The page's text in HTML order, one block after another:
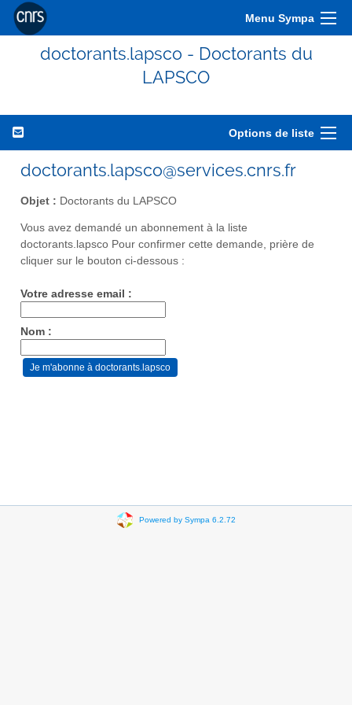
Menu Sympa
doctorants.lapsco - Doctorants du
LAPSCO
Options de liste
doctorants.lapsco@services.cnrs.fr
Objet : Doctorants du LAPSCO
Vous avez demandé un abonnement à la liste
doctorants.lapsco Pour confirmer cette demande, prière de
cliquer sur le bouton ci-dessous :
Votre adresse email :
Nom :
Powered by Sympa 6.2.72